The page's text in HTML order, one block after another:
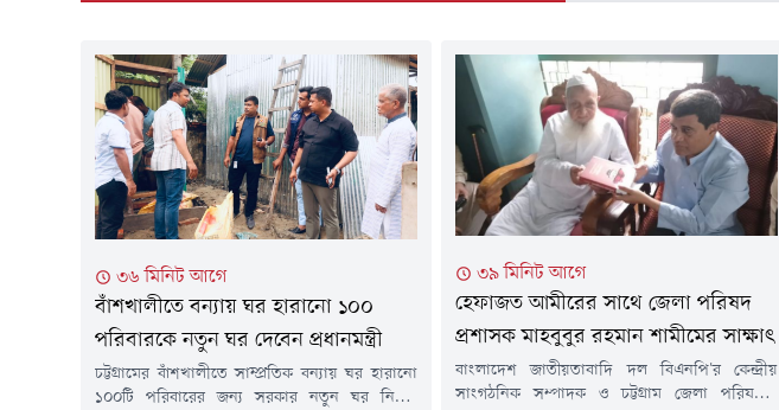
৩৬ মিনিট আগে
বাঁশখালীতে বন্যায় ঘর হারানো ১০০
পরিবারকে নতুন ঘর দেবেন প্রধানমন্ত্রী
চট্টগ্রামের বাঁশখালীতে সাম্প্রতিক বন্যায় ঘর হারানো
১০০টি পরিবারের জন্য সরকার নতুন ঘর নির্মাণ
৩৯ মিনিট আগে
হেফাজত আমীরের সাথে জেলা পরিষদ
প্রশাসক মাহবুবুর রহমান শামীমের সাক্ষাৎ
বাংলাদেশ জাতীয়তাবাদি দল বিএনপি'র কেন্দ্রীয়
সাংগঠনিক সম্পাদক ও চট্টগ্রাম জেলা পরিষদের